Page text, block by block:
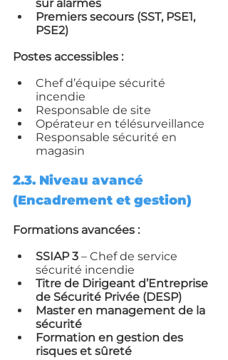
sur alarmes
Premiers secours (SST, PSE1,
PSE2)
Postes accessibles :
Chef d’équipe sécurité
incendie
Responsable de site
Opérateur en télésurveillance
Responsable sécurité en
magasin
2.3. Niveau avancé
(Encadrement et gestion)
Formations avancées :
SSIAP 3 – Chef de service
sécurité incendie
Titre de Dirigeant d’Entreprise
de Sécurité Privée (DESP)
Master en management de la
sécurité
Formation en gestion des
risques et sûreté